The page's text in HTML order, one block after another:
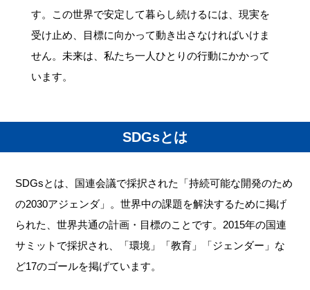
す。この世界で安定して暮らし続けるには、現実を
受け止め、目標に向かって動き出さなければいけま
せん。未来は、私たち一人ひとりの行動にかかって
います。
SDGsとは
SDGsとは、国連会議で採択された「持続可能な開発のため
の2030アジェンダ」。世界中の課題を解決するために掲げ
られた、世界共通の計画・目標のことです。2015年の国連
サミットで採択され、「環境」「教育」「ジェンダー」な
ど17のゴールを掲げています。